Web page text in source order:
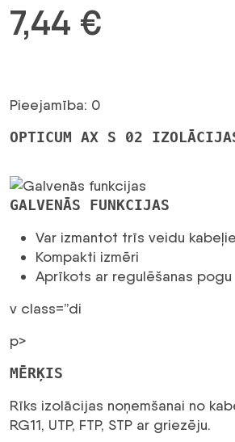
7,44 €
Pieejamība: 0
OPTICUM AX S 02
GALVENĀS FUNKCIJAS
Var izmantot trīs veidu
Kompakti izmēri
Aprīkots ar regulēšanas pogu
v class=”di
p>
MĒRĶIS
Rīks izolācijas noņemšanai no
RG11, UTP, FTP, STP ar griezēju.